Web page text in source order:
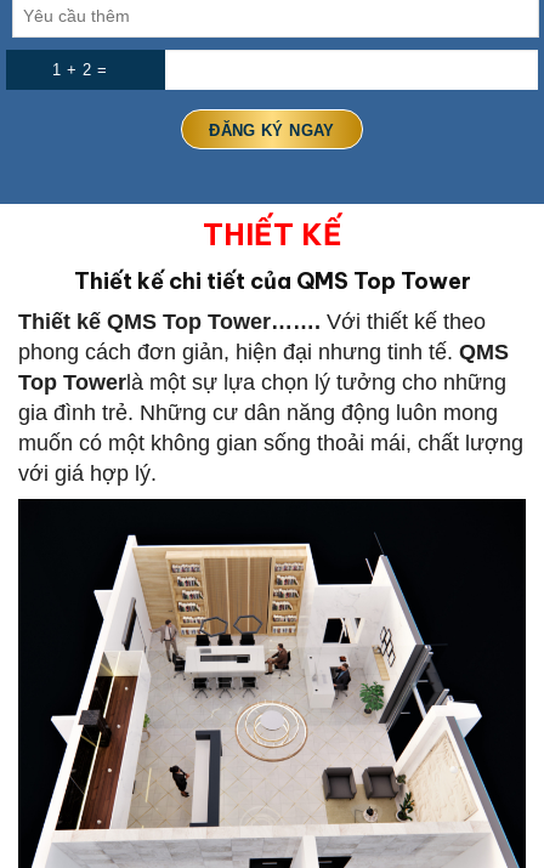
1 + 2 =
THIẾT KẾ
Thiết kế chi tiết của QMS Top Tower
Thiết kế QMS Top Tower……. Với thiết kế theo
phong cách đơn giản, hiện đại nhưng tinh tế. QMS
Top Tower là một sự lựa chọn lý tưởng cho những
gia đình trẻ. Những cư dân năng động luôn mong
muốn có một không gian sống thoải mái, chất lượng
với giá hợp lý.